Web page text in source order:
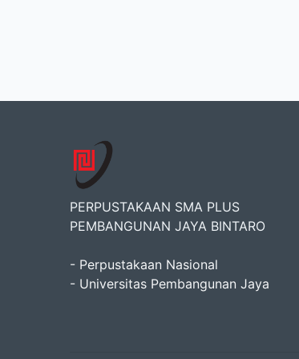
PERPUSTAKAAN SMA PLUS
PEMBANGUNAN JAYA BINTARO
- Perpustakaan Nasional
- Universitas Pembangunan Jaya